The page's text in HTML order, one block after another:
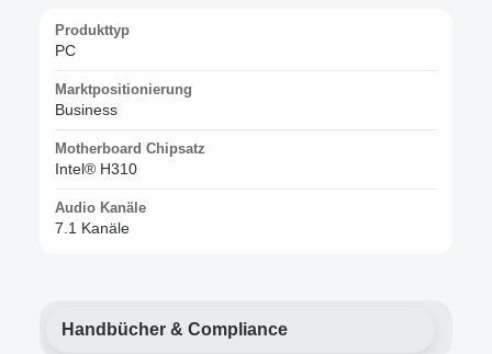
Produkttyp
PC
Marktpositionierung
Business
Motherboard Chipsatz
Intel® H310
Audio Kanäle
7.1 Kanäle
Handbücher & Compliance